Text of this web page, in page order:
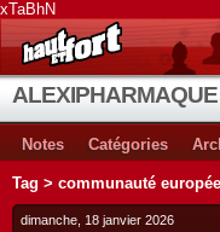
xTaBhN
Notes Catégories
Tag > communauté
dimanche, 18 janvier 2026